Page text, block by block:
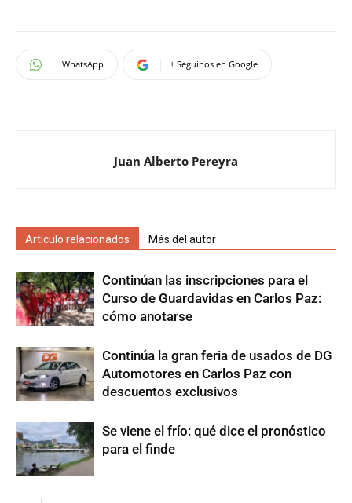
WhatsApp + Seguinos en Google
Juan Alberto Pereyra
Artículo relacionados Más del autor
Continúan las inscripciones para el
Curso de Guardavidas en Carlos Paz:
cómo anotarse
Continúa la gran feria de usados de DG
Automotores en Carlos Paz con
descuentos exclusivos
Se viene el frío: qué dice el pronóstico
para el finde